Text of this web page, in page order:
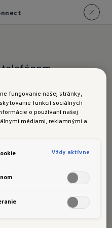
alebo používajte
funkciou App
aplikácie smartfónu
fungovanie našej stránky,
funkcií sociálnych
o používaní našej
médiami, reklamnými a
Vždy aktívne